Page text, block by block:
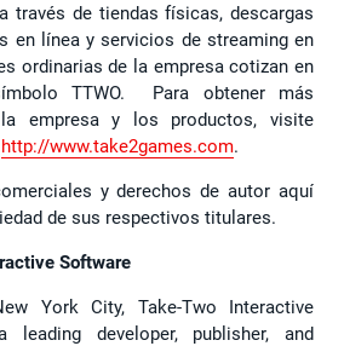
través de tiendas físicas, descargas
en línea y servicios de streaming en
ordinarias de la empresa cotizan en
TTWO. Para obtener más
empresa y los productos, visite
http://www.take2games.com.
y derechos de autor aquí
de sus respectivos titulares.
Software
York City, Take-Two Interactive
developer, publisher, and